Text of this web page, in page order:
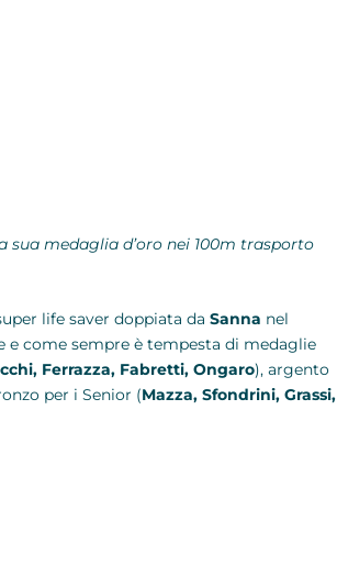
sua medaglia d’oro nei 100m trasporto
life saver doppiata da Sanna nel
e come sempre è tempesta di medaglie
Ferrazza, Fabretti, Ongaro), argento
per i Senior (Mazza, Sfondrini, Grassi,